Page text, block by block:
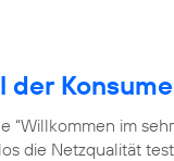
“Willkommen im
die Netzqualität